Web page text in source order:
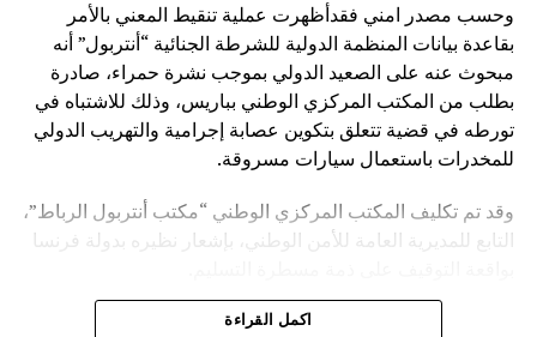
وحسب مصدر امني فقدأظهرت عملية تنقيط المعني بالأمر
بقاعدة بيانات المنظمة الدولية للشرطة الجنائية “أنتربول” أنه
مبحوث عنه على الصعيد الدولي بموجب نشرة حمراء، صادرة
بطلب من المكتب المركزي الوطني بباريس، وذلك للاشتباه في
تورطه في قضية تتعلق بتكوين عصابة إجرامية والتهريب الدولي
للمخدرات باستعمال سيارات مسروقة.
وقد تم تكليف المكتب المركزي الوطني “مكتب أنتربول الرباط”،
التابع للمديرية العامة للأمن الوطني، بإشعار نظيره بدولة فرنسا
ويأتي توقيف المشتبه به في سياق التزام المصالح الأمنية
اكمل القراءة